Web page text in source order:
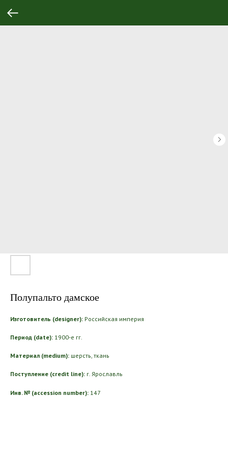
Полупальто дамское
Изготовитель (designer): Российская империя
Период (date): 1900-е гг.
Материал (medium): шерсть, ткань
Поступление (credit line): г. Ярославль
Инв. № (accession number): 147